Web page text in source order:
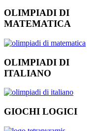
OLIMPIADI DI
MATEMATICA
OLIMPIADI DI
ITALIANO
GIOCHI LOGICI